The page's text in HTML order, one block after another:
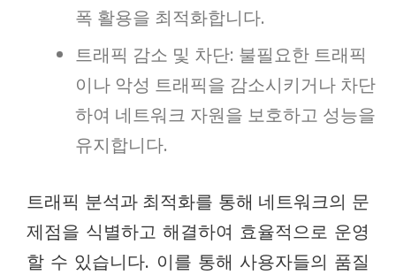
폭 활용을 최적화합니다.
트래픽 감소 및 차단: 불필요한 트래픽
이나 악성 트래픽을 감소시키거나 차단
하여 네트워크 자원을 보호하고 성능을
유지합니다.
트래픽 분석과 최적화를 통해 네트워크의 문
제점을 식별하고 해결하여 효율적으로 운영
할 수 있습니다. 이를 통해 사용자들의 품질